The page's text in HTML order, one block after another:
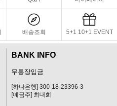
배송조회 5+1 10+1 EVENT
BANK INFO
무통장입금
[하나은행] 300-18-23396-3
[예금주] 최대희